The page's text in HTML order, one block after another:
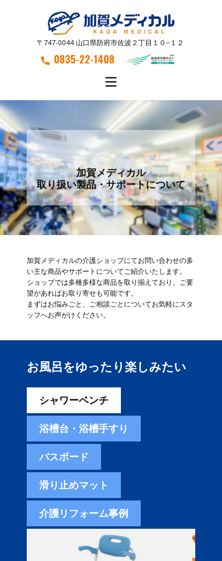
〒747-0044 山口県防府市佐波２丁目１０−１２
0835-22-1408
加賀メディカル
取り扱い製品・サポートについて
加賀メディカルの介護ショップにてお問い合わせの多
い主な商品やサポートについてご紹介いたします。
ショップでは多種多様な商品を取り揃えており、ご要
望があればお取り寄せも可能です。
まずはお悩みごと、ご相談ごとについてお気軽にスタ
ッフへお声がけください。
お風呂をゆったり楽しみ​たい
シャワーベンチ
浴槽台・浴槽手すり
バスボード
滑り止めマット
介護リフォーム事例